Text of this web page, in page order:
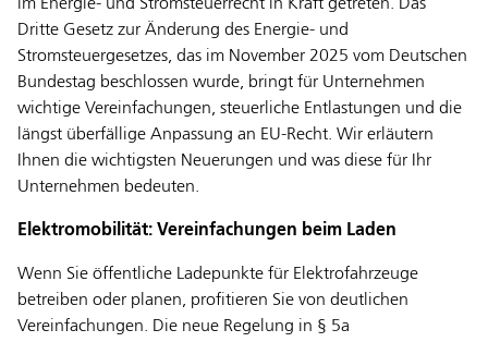
im Energie- und Stromsteuerrecht in Kraft getreten. Das
Dritte Gesetz zur Änderung des Energie- und
Stromsteuergesetzes, das im November 2025 vom Deutschen
Bundestag beschlossen wurde, bringt für Unternehmen
wichtige Vereinfachungen, steuerliche Entlastungen und die
längst überfällige Anpassung an EU-Recht. Wir erläutern
Ihnen die wichtigsten Neuerungen und was diese für Ihr
Unternehmen bedeuten.
Elektromobilität: Vereinfachungen beim Laden
Wenn Sie öffentliche Ladepunkte für Elektrofahrzeuge
betreiben oder planen, profitieren Sie von deutlichen
Vereinfachungen. Die neue Regelung in § 5a